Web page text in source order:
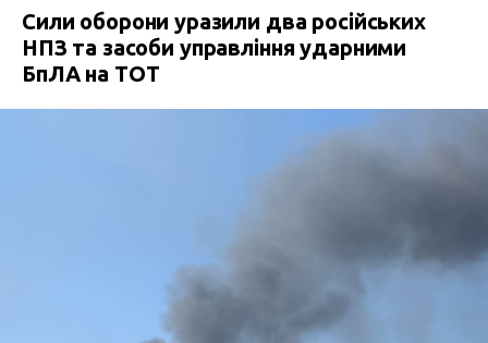
Сили оборони уразили два російських
НПЗ та засоби управління ударними
БпЛА на ТОТ